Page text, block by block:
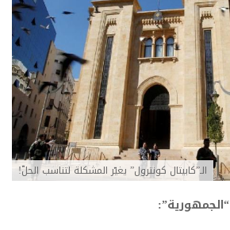
الـ”كابيتال كونترول” يغيّر المشكلة لتناسب الحلّ!